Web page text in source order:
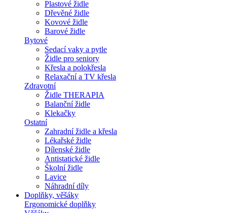
Plastové židle
Dřevěné židle
Kovové židle
Barové židle
Bytové
Sedací vaky a pytle
Židle pro seniory
Křesla a polokřesla
Relaxační a TV křesla
Zdravotní
Židle THERAPIA
Balanční židle
Klekačky
Ostatní
Zahradní židle a křesla
Lékařské židle
Dílenské židle
Antistatické židle
Školní židle
Lavice
Náhradní díly
Doplňky, věšáky
Ergonomické doplňky